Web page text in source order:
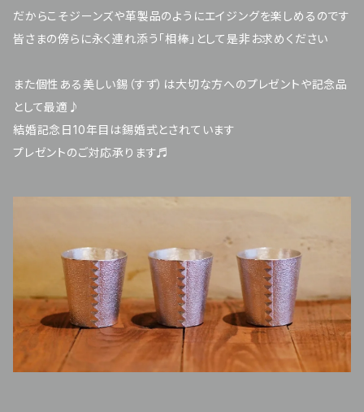
だからこそジーンズや革製品のようにエイジングを楽しめるのです
皆さまの傍らに永く連れ添う「相棒」として是非お求めください
また個性ある美しい錫（すず）は大切な方へのプレゼントや記念品
として最適♪
結婚記念日10年目は錫婚式とされています
プレゼントのご対応承ります♬